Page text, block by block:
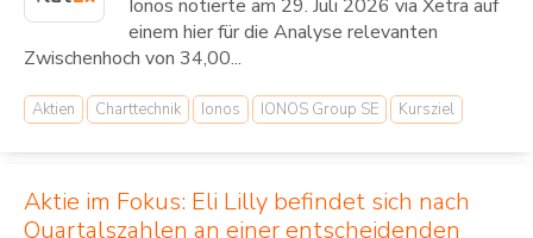
Ionos notierte am 29. Juli 2026 via Xetra auf
einem hier für die Analyse relevanten
Zwischenhoch von 34,00...
Aktien Charttechnik Ionos IONOS Group SE Kursziel
Aktie im Fokus: Eli Lilly befindet sich nach
Quartalszahlen an einer entscheidenden